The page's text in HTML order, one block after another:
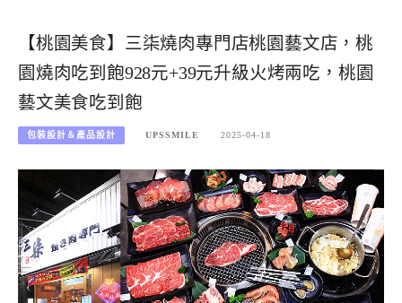
【桃園美食】三柒燒肉專門店桃園藝文店，桃
園燒肉吃到飽928元+39元升級火烤兩吃，桃園
藝文美食吃到飽
包裝設計＆產品設計 UPSSMILE 2025-04-18